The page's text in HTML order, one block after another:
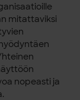
mitattaviksi
nopeasti ja